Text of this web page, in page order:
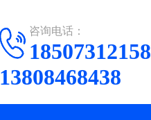
咨询电话：
18507312158
13808468438